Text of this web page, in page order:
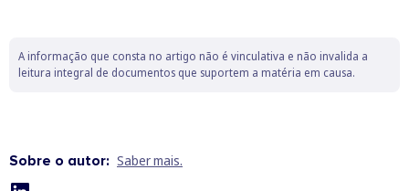
A informação que consta no artigo não é vinculativa e não invalida a
leitura integral de documentos que suportem a matéria em causa.
Sobre o autor: Saber mais.